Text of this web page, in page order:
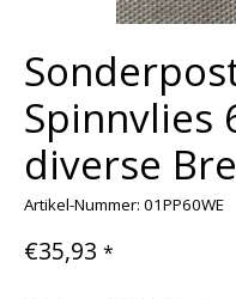
Spinnvlies
diverse
Artikel-Nummer: 01PP60WE
€35,93 *